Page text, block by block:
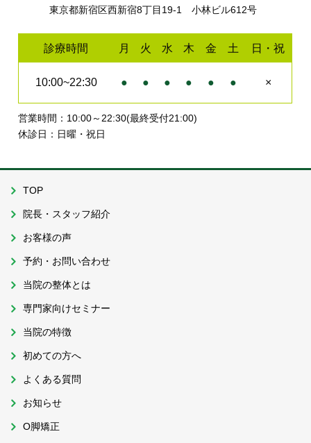
東京都新宿区西新宿8丁目19-1 小林ビル612号
診療時間 月 火 水 木 金 土 日・祝
10:00~22:30 ● ● ● ● ● ● ×
営業時間：10:00～22:30(最終受付21:00)
休診日：日曜・祝日
TOP
院長・スタッフ紹介
お客様の声
予約・お問い合わせ
当院の整体とは
専門家向けセミナー
当院の特徴
初めての方へ
よくある質問
お知らせ
O脚矯正